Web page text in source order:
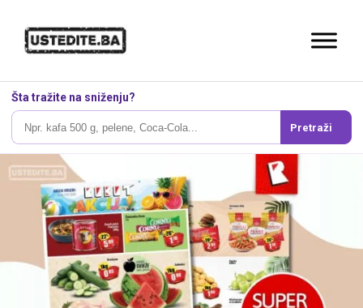
Šta tražite na sniženju?
Pretraži